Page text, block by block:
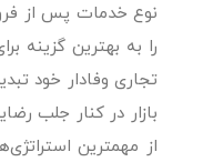
نوع خدمات پس از
را به بهترین گزینه
تجاری وفادار خود
بازار در کنار جلب
از مهمترین